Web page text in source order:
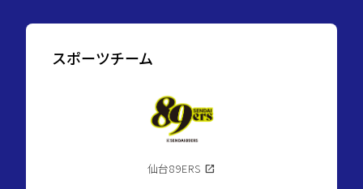
スポーツチーム
仙台89ERS open_in_new